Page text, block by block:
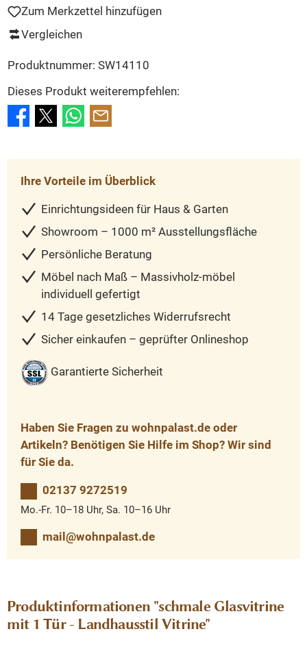
Zum Merkzettel hinzufügen
Vergleichen
Produktnummer: SW14110
Dieses Produkt weiterempfehlen:
Ihre Vorteile im Überblick
Einrichtungsideen für Haus & Garten
Showroom – 1000 m² Ausstellungsfläche
Persönliche Beratung
Möbel nach Maß – Massivholz-möbel
individuell gefertigt
14 Tage gesetzliches Widerrufsrecht
Sicher einkaufen – geprüfter Onlineshop
Garantierte Sicherheit
Haben Sie Fragen zu wohnpalast.de oder
Artikeln? Benötigen Sie Hilfe im Shop? Wir sind
für Sie da.
02137 9272519
Mo.-Fr. 10–18 Uhr, Sa. 10–16 Uhr
mail@wohnpalast.de
Produktinformationen "schmale Glasvitrine
mit 1 Tür - Landhausstil Vitrine"